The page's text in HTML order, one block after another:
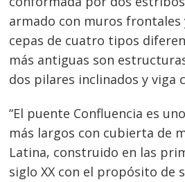
armado con muros frontales
cepas de cuatro tipos
más antiguas son
dos pilares inclinados y viga
“El puente Confluencia es
más largos con cubierta de
Latina, construido en las
siglo XX con el propósito de